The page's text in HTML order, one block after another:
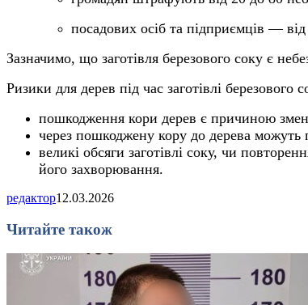
посадових осіб та підприємців —
Зазначимо, що заготівля березового соку є
Ризики для дерев під час заготівлі березового
пошкодження кори дерев є причиною
через пошкоджену кору до дерева можуть
великі обсяги заготівлі соку, чи
його захворювання.
редактор12.03.2026
Читайте також